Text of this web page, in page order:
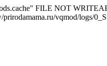
FILE NOT
prirodamama.ru/vqmod/logs/